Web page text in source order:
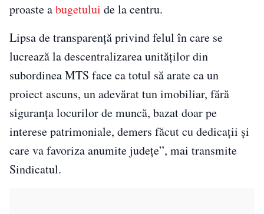
proaste abugetului de la centru.
Lipsa de transparenţă privind felul în care se
lucrează la descentralizarea unităţilor din
subordinea MTS face ca totul să arate ca un
proiect ascuns, un adevărat tun imobiliar, fără
siguranţa locurilor de muncă, bazat doar pe
interese patrimoniale, demers făcut cu dedicaţii şi
care va favoriza anumite judeţe”, mai transmite
Sindicatul.